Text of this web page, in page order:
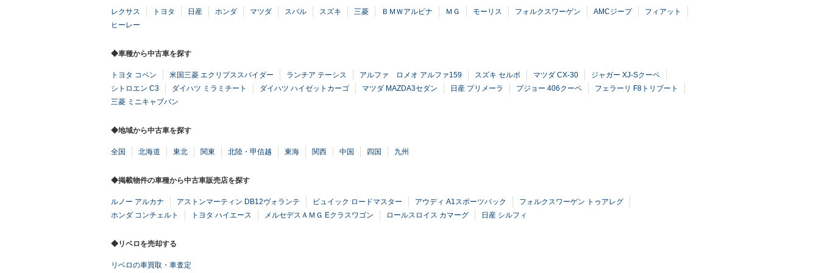
レクサス トヨタ 日産 ホンダ マツダ スバル スズキ 三菱 ＢＭＷアルピナ ＭＧ モーリス フォルクスワーゲン AMCジープ
フィアット
ヒーレー
◆車種から中古車を探す
トヨタ コペン 米国三菱 エクリプススパイダー ランチア テーシス アルファ ロメオ アルファ159 スズキ セルボ マツダ CX-30
ジャガー XJ-Sクーペ
シトロエン C3
ダイハツ ミラミチート ダイハツ ハイゼットカーゴ マツダ MAZDA3セダン 日産 プリメーラ プジョー 406クーペ
フェラーリ F8トリブート
三菱 ミニキャブバン
◆地域から中古車を探す
全国 北海道 東北 関東 北陸・甲信越 東海 関西 中国 四国 九州
◆掲載物件の車種から中古車販売店を探す
ルノー アルカナ アストンマーティン DB12ヴォランテ ビュイック ロードマスター アウディ A1スポーツバック
フォルクスワーゲン トゥアレグ
ホンダ コンチェルト
トヨタ ハイエース メルセデスＡＭＧ Eクラスワゴン ロールスロイス カマーグ 日産 シルフィ
◆リベロを売却する
リベロの車買取・車査定